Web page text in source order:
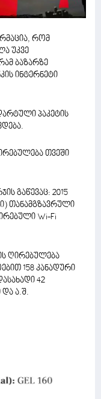
რომ
უკვე
ბაზარზე
ინტერნეტი
პაკეტის
თვეში
გაწევაც: 2015
თანამგზავრული
Wi-Fi
ღირებულება
158 კანადური
42
ა.შ.